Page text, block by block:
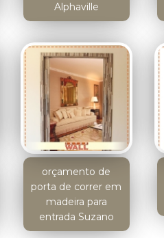
Alphaville
orçamento de
porta de correr em
madeira para
entrada Suzano